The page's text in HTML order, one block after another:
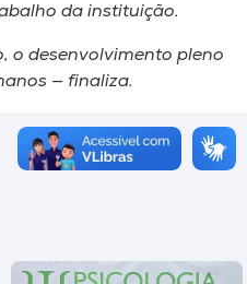
da instituição.
o desenvolvimento pleno
— finaliza.